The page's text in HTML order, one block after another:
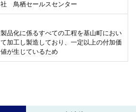
社 鳥栖セールスセンター
製品化に係るすべての工程を基山町におい
て加工し製造しており、一定以上の付加価
値が生じているため